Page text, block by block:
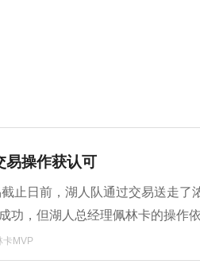
易操作获认可
止日前，湖人队通过交易送走了
功，但湖人总经理佩林卡的操作
卡MVP